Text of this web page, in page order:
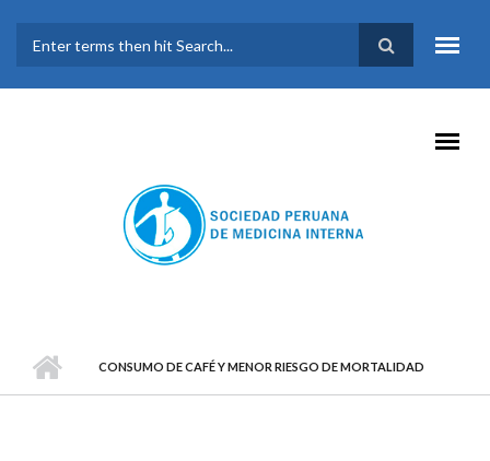
FORMULARIO DE
BÚSQUEDA
CONSUMO DE CAFÉ Y MENOR RIESGO DE MORTALIDAD